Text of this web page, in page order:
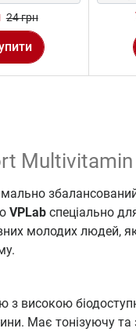
24 грн
VPLab спеціально
молодих людей,
високою
Має тонізуючу